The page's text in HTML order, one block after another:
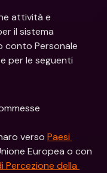
attività e
il sistema
conto Personale
per le seguenti
verso Paesi
Europea o con
Percezione della